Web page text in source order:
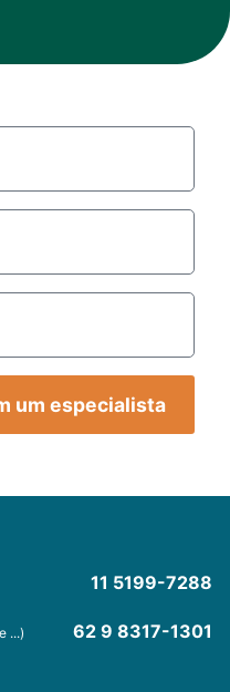
um especialista
11 5199-7288
...) 62 9 8317-1301